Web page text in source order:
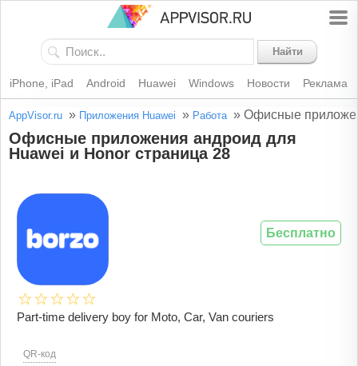
Найти
iPhone, iPad Android Huawei Windows Новости Реклама
AppVisor.ru » Приложения Huawei » Работа » Офисные
Офисные приложения андроид для
Huawei и Honor страница 28
Part-time delivery boy for Moto, Car, Van couriers
QR-код
Бесплатно